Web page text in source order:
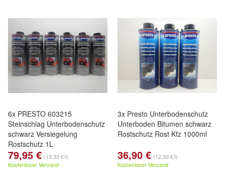
6x PRESTO 603215
Steinschlag Unterbodenschutz
schwarz Versiegelung
Rostschutz 1L
79,95 € (13,33 €/l)
Kostenloser Versand
3x Presto Unterbodenschutz
Unterboden Bitumen schwarz
Rostschutz Rost Kfz 1000ml
36,90 € (12,30 €/l)
Kostenloser Versand